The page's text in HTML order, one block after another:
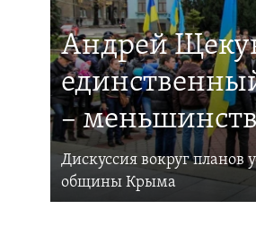
Андрей
–
Дискуссия вокруг планов
общины Крыма